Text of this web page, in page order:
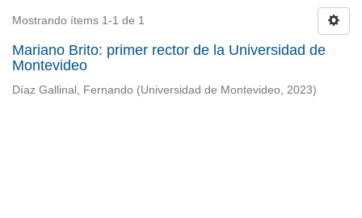
Mostrando ítems 1-1 de 1
Mariano Brito: primer rector de la Universidad de
Montevideo
Díaz Gallinal, Fernando (Universidad de Montevideo, 2023)